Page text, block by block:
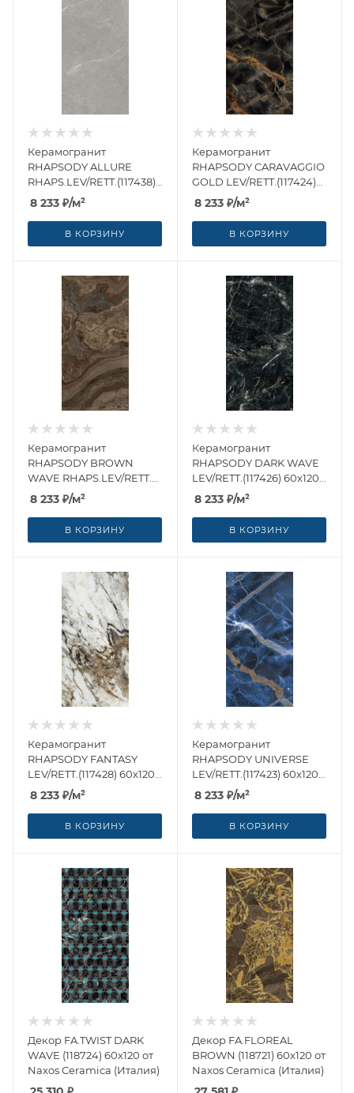
Керамогранит
RHAPSODY ALLURE
RHAPS.LEV/RETT.(117438)
60x120 от Naxos Ceramica
(Италия)
8 233 ₽/м²
В КОРЗИНУ
Керамогранит
RHAPSODY CARAVAGGIO
GOLD LEV/RETT.(117424)
60x120 от Naxos Ceramica
(Италия)
8 233 ₽/м²
В КОРЗИНУ
Керамогранит
RHAPSODY BROWN
WAVE RHAPS.LEV/RETT.
(117425) 60x120 от Naxos
Ceramica (Италия)
8 233 ₽/м²
В КОРЗИНУ
Керамогранит
RHAPSODY DARK WAVE
LEV/RETT.(117426) 60x120
от Naxos Ceramica
(Италия)
8 233 ₽/м²
В КОРЗИНУ
Керамогранит
RHAPSODY FANTASY
LEV/RETT.(117428) 60x120
от Naxos Ceramica
(Италия)
8 233 ₽/м²
В КОРЗИНУ
Керамогранит
RHAPSODY UNIVERSE
LEV/RETT.(117423) 60x120
от Naxos Ceramica
(Италия)
8 233 ₽/м²
В КОРЗИНУ
Декор FA.TWIST DARK
WAVE (118724) 60x120 от
Naxos Ceramica (Италия)
Декор FA.FLOREAL
BROWN (118721) 60x120 от
Naxos Ceramica (Италия)